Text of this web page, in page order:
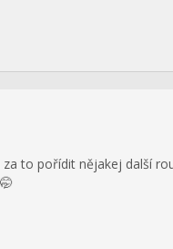
to pořídit nějakej další